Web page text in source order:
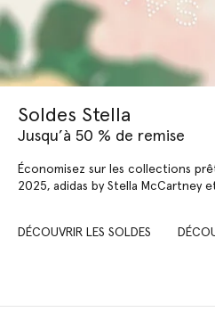
Soldes Stella
Jusqu’à 50 % de remise
Économisez sur les collections
2025, adidas by Stella McCartney
DÉCOUVRIR LES SOLDES